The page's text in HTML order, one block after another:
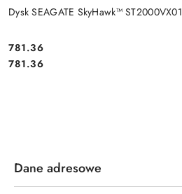
Dysk SEAGATE SkyHawk™
Cena:
781.36
Cena:
781.36
Dane adresowe